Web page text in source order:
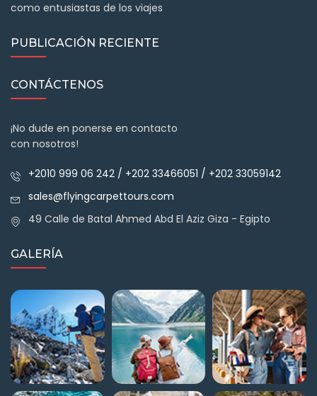
como entusiastas de los viajes
PUBLICACIÓN RECIENTE
CONTÁCTENOS
¡No dude en ponerse en contacto
con nosotros!
+2010 999 06 242 / +202 33466051 / +202 33059142
sales@flyingcarpettours.com
49 Calle de Batal Ahmed Abd El Aziz Giza - Egipto
GALERÍA